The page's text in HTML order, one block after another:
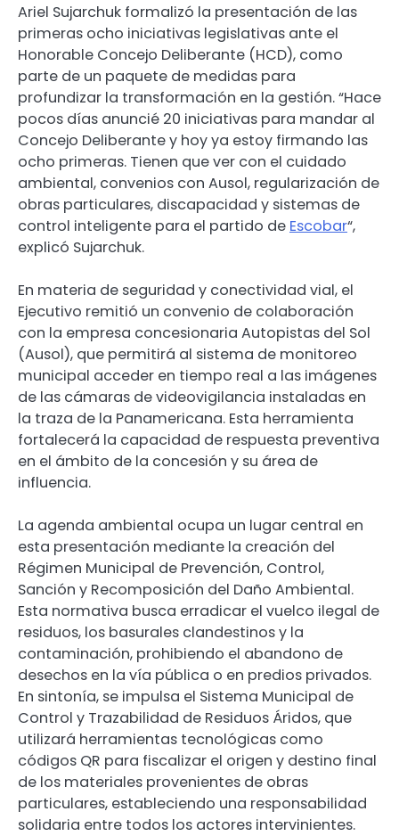
Ariel Sujarchuk formalizó la presentación de las
primeras ocho iniciativas legislativas ante el
Honorable Concejo Deliberante (HCD), como
parte de un paquete de medidas para
profundizar la transformación en la gestión. “Hace
pocos días anuncié 20 iniciativas para mandar al
Concejo Deliberante y hoy ya estoy firmando las
ocho primeras. Tienen que ver con el cuidado
ambiental, convenios con Ausol, regularización de
obras particulares, discapacidad y sistemas de
control inteligente para el partido de Escobar“,
explicó Sujarchuk.
En materia de seguridad y conectividad vial, el
Ejecutivo remitió un convenio de colaboración
con la empresa concesionaria Autopistas del Sol
(Ausol), que permitirá al sistema de monitoreo
municipal acceder en tiempo real a las imágenes
de las cámaras de videovigilancia instaladas en
la traza de la Panamericana. Esta herramienta
fortalecerá la capacidad de respuesta preventiva
en el ámbito de la concesión y su área de
influencia.
La agenda ambiental ocupa un lugar central en
esta presentación mediante la creación del
Régimen Municipal de Prevención, Control,
Sanción y Recomposición del Daño Ambiental.
Esta normativa busca erradicar el vuelco ilegal de
residuos, los basurales clandestinos y la
contaminación, prohibiendo el abandono de
desechos en la vía pública o en predios privados.
En sintonía, se impulsa el Sistema Municipal de
Control y Trazabilidad de Residuos Áridos, que
utilizará herramientas tecnológicas como
códigos QR para fiscalizar el origen y destino final
de los materiales provenientes de obras
particulares, estableciendo una responsabilidad
solidaria entre todos los actores intervinientes.